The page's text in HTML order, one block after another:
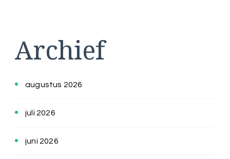
Archief
augustus 2026
juli 2026
juni 2026